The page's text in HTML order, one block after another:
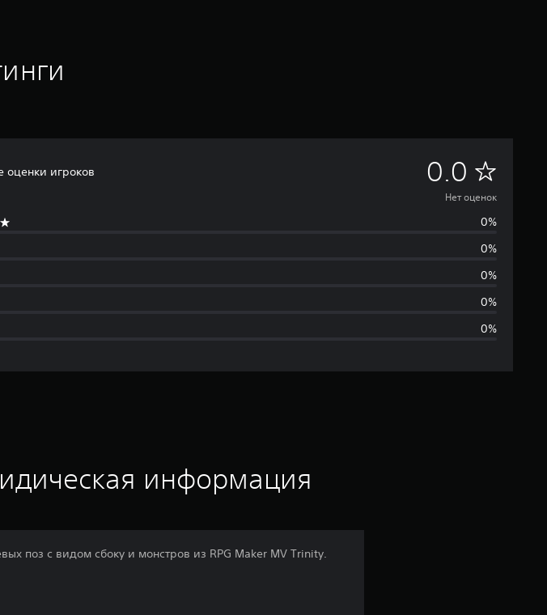
оценки игроков 0.0 Н
е
о
ц
е
н
Нет оценок
0%
0%
0%
0%
0%
информация
поз с видом сбоку и монстров из RPG Maker MV Trinity.